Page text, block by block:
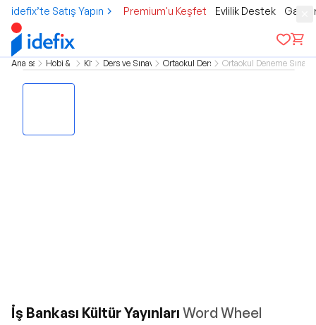
idefix’te Satış Yapın Premium'u Keşfet Evlilik Destek
Ana sayfaHobi & KültürKitap Ders ve Sınav KitaplarıOrtaokul Ders KitaplarıOrtaokul Deneme
İş Bankası Kültür Yayınları Word Wheel